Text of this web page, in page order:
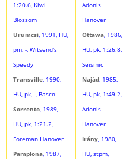
1:20.6, Kiwi
Blossom
Urumcsi, 1991, HU,
pm, -, Witsend's
Speedy
Transville, 1990,
HU, pk, -, Basco
Sorrento, 1989,
HU, pk, 1:21.2,
Foreman Hanover
Pamplona, 1987,
Adonis
Hanover
Ottawa, 1986,
HU, pk, 1:26.8,
Seismic
Najád, 1985,
HU, pk, 1:49.2,
Adonis
Hanover
Irány, 1980,
HU, stpm,